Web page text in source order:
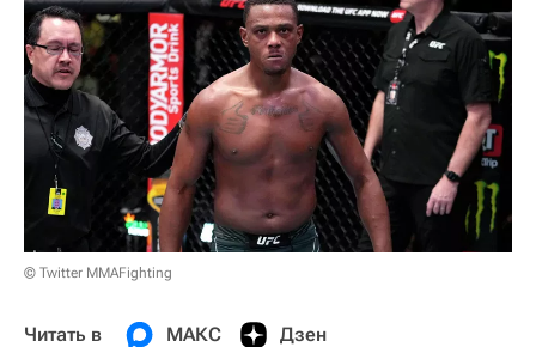
© Twitter MMAFighting
Читать в МАКС Дзен